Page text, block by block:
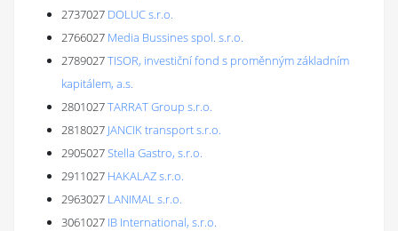
2737027 DOLUC s.r.o.
2766027 Media Bussines spol. s.r.o.
2789027TISOR, investiční fond s proměnným základním
kapitálem, a.s.
2801027TARRAT Group s.r.o.
2818027 JANCIK transport s.r.o.
2905027Stella Gastro, s.r.o.
2911027 HAKALAZ s.r.o.
2963027 LANIMAL s.r.o.
3061027 IB International, s.r.o.